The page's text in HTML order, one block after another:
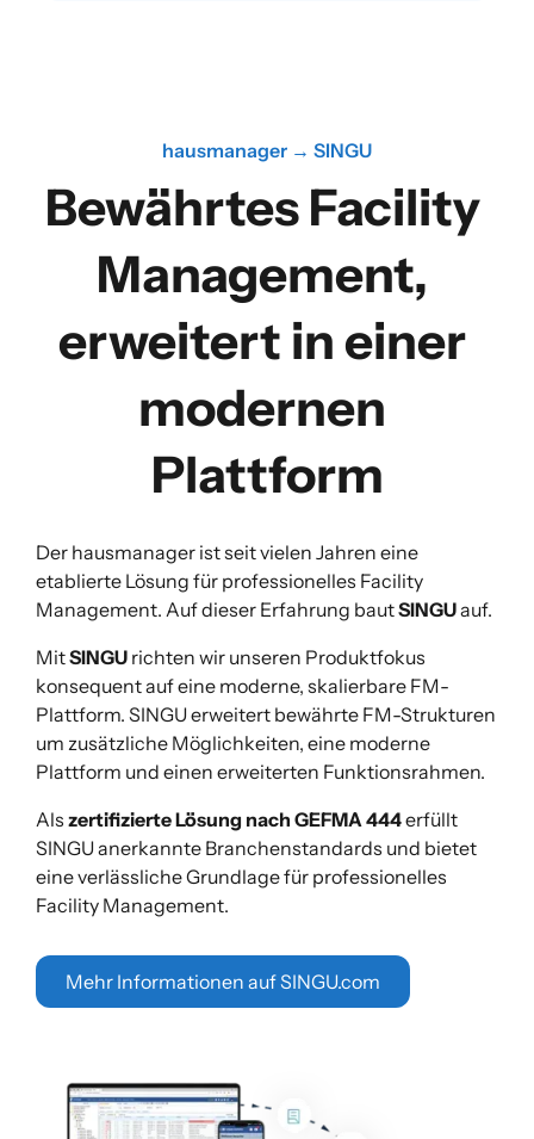
hausmanager → SINGU
Bewährtes Facility
Management,
erweitert in einer
modernen
Plattform
Der hausmanager ist seit vielen Jahren eine
etablierte Lösung für professionelles Facility
Management. Auf dieser Erfahrung bautSINGUauf.
MitSINGU richten wir unseren Produktfokus
konsequent auf eine moderne, skalierbare FM-
Plattform. SINGU erweitert bewährte FM-Strukturen
um zusätzliche Möglichkeiten, eine moderne
Plattform und einen erweiterten Funktionsrahmen.
Als zertifizierte Lösung nach GEFMA 444erfüllt
SINGU anerkannte Branchenstandards und bietet
eine verlässliche Grundlage für professionelles
Facility Management.
Mehr Informationen auf SINGU.com